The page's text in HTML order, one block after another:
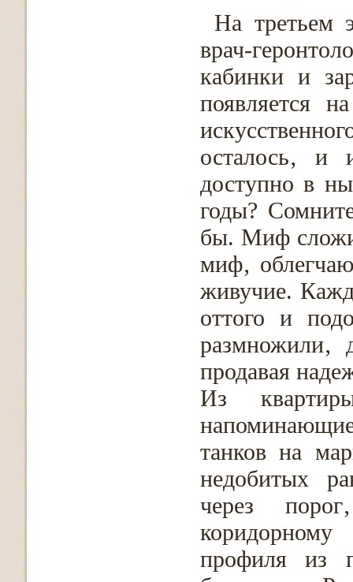
На третьем
врач-
кабинки и
появляется
осталось‚ и
доступно в
годы?
бы. Миф
миф‚
живучие.
оттого и
размножили‚
продавая
Из
танков на
недобитых
через
профиля из